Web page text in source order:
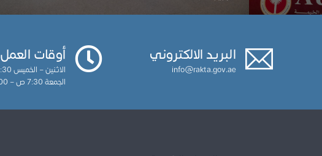
البريد الالكتروني
info@rakta.gov.ae
أوقات العمل
الاثنين – الخميس 7:30 ص – 3:30م
الجمعة 7:30 ص – 12:00م